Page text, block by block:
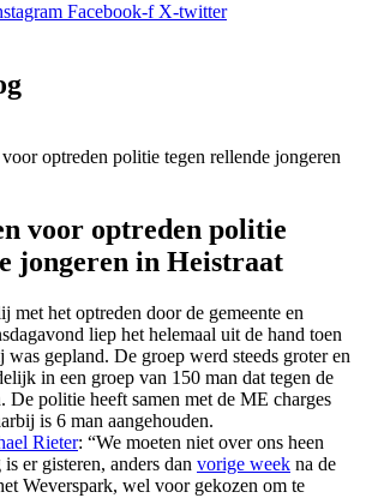
Facebook-f X-twitter
optreden politie tegen rellende jongeren
voor optreden politie
jongeren in Heistraat
met het optreden door de gemeente en
liep het helemaal uit de hand toen
was gepland. De groep werd steeds groter en
in een groep van 150 man dat tegen de
De politie heeft samen met de ME charges
is 6 man aangehouden.
Rieter: “We moeten niet over ons heen
er gisteren, anders dan vorige week na de
Weverspark, wel voor gekozen om te